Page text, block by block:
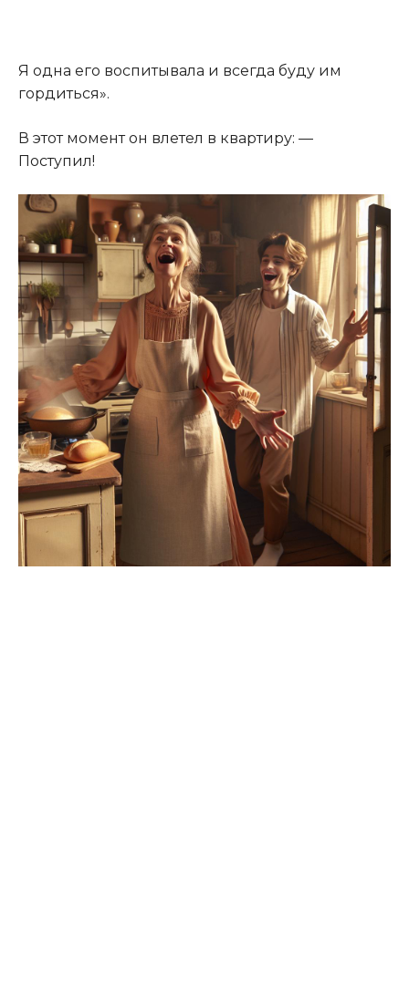
Я одна его воспитывала и всегда буду им
гордиться».
В этот момент он влетел в квартиру: —
Поступил!